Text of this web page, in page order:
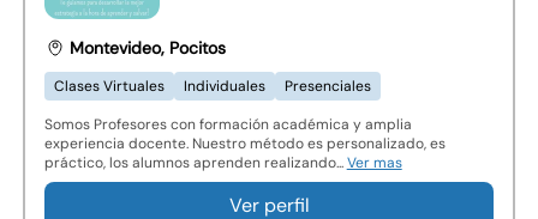
Montevideo, Pocitos
Clases Virtuales Individuales
Presenciales
Somos Profesores con formación académica y amplia
experiencia docente. Nuestro método es personalizado, es
práctico, los alumnos aprenden realizando...Ver mas
Ver perfil